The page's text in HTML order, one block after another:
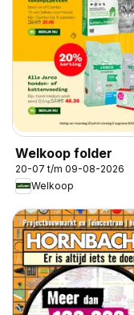
Welkoop folder
20-07 t/m 09-08-2026
Welkoop